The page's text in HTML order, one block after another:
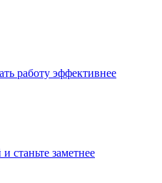
работу эффективнее
станьте заметнее